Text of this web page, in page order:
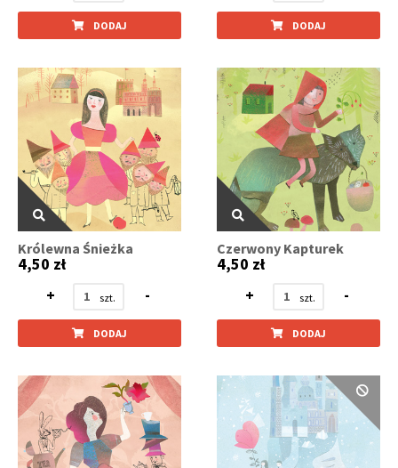
DODAJ DODAJ
Królewna Śnieżka
4,50 zł
+
-
DODAJ
Czerwony Kapturek
4,50 zł
+
-
DODAJ